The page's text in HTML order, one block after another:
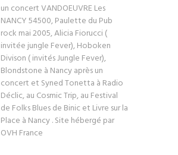
un concert VANDOEUVRE Les
NANCY 54500, Paulette du Pub
rock mai 2005, Alicia Fiorucci (
invitée jungle Fever), Hoboken
Divison ( invités Jungle Fever),
Blondstone à Nancy après un
concert et Syned Tonetta à Radio
Déclic, au Cosmic Trip, au Festival
de Folks Blues de Binic et Livre sur la
Place à Nancy . Site hébergé par
OVH France